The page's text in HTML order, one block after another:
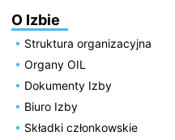
O Izbie
Struktura organizacyjna
Organy OIL
Dokumenty Izby
Biuro Izby
Składki członkowskie